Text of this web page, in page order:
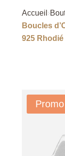
Accueil ›
Boucles
925 Rhodié